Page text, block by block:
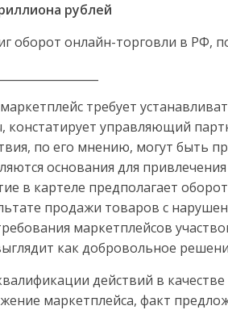
рублей
оборот онлайн-торговли в РФ,
требует
констатирует управляющий
по его мнению, могут быть
основания для
в картеле предполагает
продажи товаров с
маркетплейсов
как добровольное
действий в
маркетплейса, факт